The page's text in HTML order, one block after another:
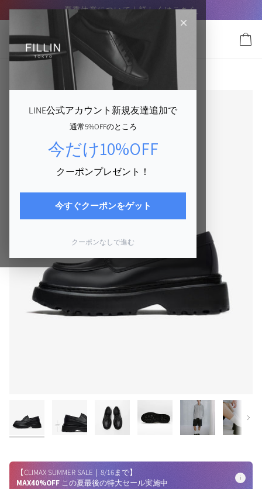
ン
SUMMER SALE｜8/16まで】MAX40%OFFこの夏最後の特大セール実
夏季休業について｜詳しくはこちら
カ
WILLOWN｜DERBY
【CLIMAX SUMMER SALE｜8/16まで】
MAX40%OFF この夏最後の特大セール実施中
i
LINE公式アカウント新規友達追加で
通常5%OFFのところ
今だけ10%OFF
クーポンプレゼント！
今すぐクーポンをゲット
クーポンなしで進む